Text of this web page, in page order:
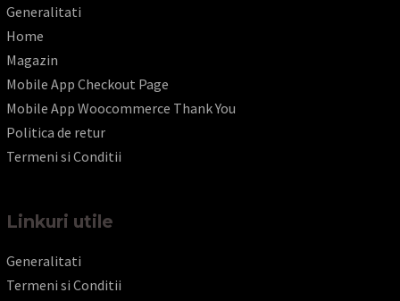
Generalitati
Home
Magazin
Mobile App Checkout Page
Mobile App Woocommerce Thank You
Politica de retur
Termeni si Conditii
Linkuri utile
Generalitati
Termeni si Conditii